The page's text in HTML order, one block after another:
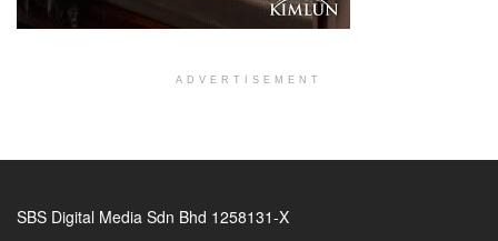
ADVERTISEMENT
SBS Digital Media Sdn Bhd 1258131-X